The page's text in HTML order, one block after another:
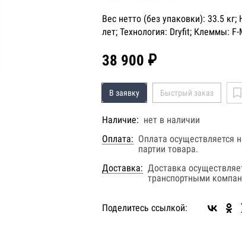
Вес нетто (без упаковки): 33.5
лет; Технология: Dryfit; Клеммы: F-
38 900 ₽
В заявку Быстрый заказ
Наличие: нет в наличии
Оплата: Оплата осуществляется
партии товара.
Доставка: Доставка
транспортными
Поделитесь ссылкой: